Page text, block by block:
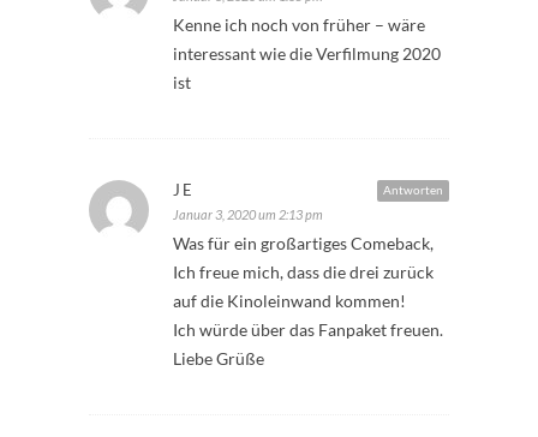
Kenne ich noch von früher – wäre
interessant wie die Verfilmung 2020
ist
Antworten
JE
Januar 3, 2020 um 2:13 pm
Was für ein großartiges Comeback,
Ich freue mich, dass die drei zurück
auf die Kinoleinwand kommen!
Ich würde über das Fanpaket freuen.
Liebe Grüße